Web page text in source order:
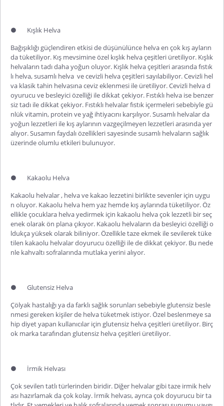
●
Kışlık Helva
Bağışıklığı güçlendiren etkisi de düşünülünce helva en çok kış ayların
da tüketiliyor. Kış mevsimine özel kışlık helva çeşitleri üretiliyor. Kışlık
helvaların tadı daha yoğun oluyor. Kışlık helva çeşitleri arasında fıstık
lı helva, susamlı helva ve cevizli helva çeşitleri sayılabiliyor.Cevizli hel
va klasik tahin helvasına ceviz eklenmesi ile üretiliyor. Cevizli helva d
oyurucu ve besleyici özelliği ile dikkat çekiyor. Fıstıklı helva ise benzer
siz tadı ile dikkat çekiyor. Fıstıklı helvalar fıstık içermeleri sebebiyle gü
nlük vitamin, protein ve yağ ihtiyacını karşılıyor.Susamlı helvalarda
yoğun lezzetleri ile kış aylarının vazgeçilmeyen lezzetleri arasında yer
alıyor. Susamın faydalı özellikleri sayesinde susamlı helvaların sağlık
üzerinde olumlu etkileri bulunuyor.
●
Kakaolu Helva
Kakaolu helvalar, helva ve kakao lezzetini birlikte sevenler için uygu
n oluyor. Kakaolu helva hem yaz hemde kış aylarında tüketiliyor. Öz
ellikle çocuklara helva yedirmek için kakaolu helvaçok lezzetli bir seç
enek olarak ön plana çıkıyor. Kakaolu helvaların da besleyici özelliği o
ldukça yüksek olarak biliniyor. Özellikle taze ekmek ile sevilerek tüke
tilen kakaolu helvalar doyurucu özelliği ile de dikkat çekiyor. Bu nede
nle kahvaltı sofralarında mutlaka yerini alıyor.
●
Glutensiz Helva
Çölyak hastalığı ya da farklı sağlık sorunları sebebiyle glutensiz besle
nmesi gereken kişiler de helva tüketmek istiyor. Özel beslenmeye sa
hip diyet yapan kullanıcılar için glutensiz helvaçeşitleri üretiliyor. Birç
ok marka tarafından glutensiz helva çeşitleri üretiliyor.
●
İrmik Helvası
Çok sevilen tatlı türlerinden biridir. Diğer helvalar gibi taze irmik helv
ası hazırlamak da çok kolay. İrmik helvası, ayrıca çok doyurucu bir ta